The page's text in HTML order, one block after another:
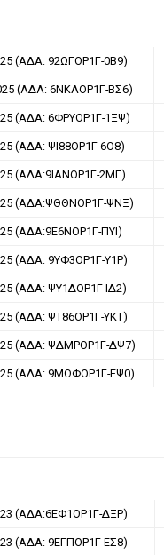
(ΑΔΑ: 92ΩΓΟΡ1Γ-0Β9)
(ΑΔΑ: 6ΝΚΛΟΡ1Γ-ΒΣ6)
(ΑΔΑ: 6ΦΡΥΟΡ1Γ-1ΞΨ)
(ΑΔΑ: ΨΙ88ΟΡ1Γ-6Ο8)
(ΑΔΑ:9ΙΑΝΟΡ1Γ-2ΜΓ)
(ΑΔΑ:ΨΘΘΝΟΡ1Γ-ΨΝΞ)
(ΑΔΑ:9Ε6ΝΟΡ1Γ-ΠΥΙ)
(ΑΔΑ: 9ΥΦ3ΟΡ1Γ-Υ1Ρ)
(ΑΔΑ: ΨΥ1ΔΟΡ1Γ-ΙΔ2)
(ΑΔΑ: ΨΤ86ΟΡ1Γ-ΥΚΤ)
(ΑΔΑ: ΨΔΜΡΟΡ1Γ-ΔΨ7)
(ΑΔΑ: 9ΜΩΦΟΡ1Γ-ΕΨ0)
(ΑΔΑ:6ΕΦ1ΟΡ1Γ-ΔΞΡ)
(ΑΔΑ: 9ΕΓΠΟΡ1Γ-ΕΣ8)